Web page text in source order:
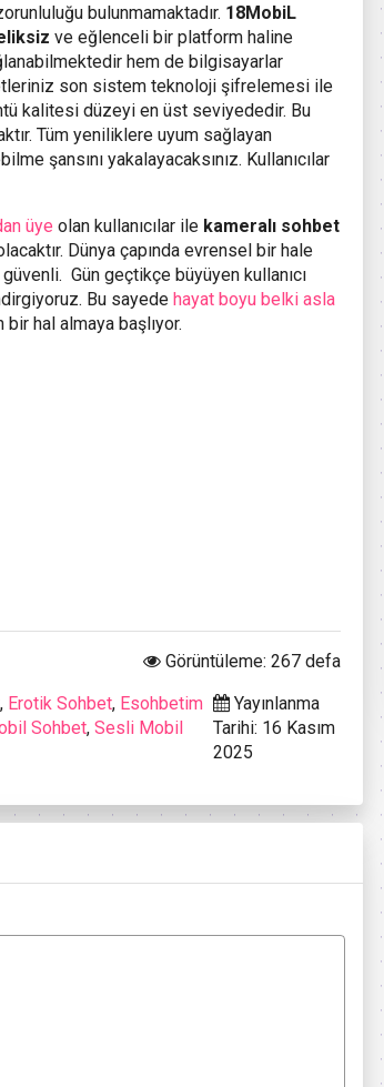
bulunmamaktadır. 18MobiL
ve eğlenceli bir platform haline
hem de bilgisayarlar
son sistem teknoloji şifrelemesi ile
kalitesi düzeyi en üst seviyededir. Bu
Tüm yeniliklere uyum sağlayan
şansını yakalayacaksınız. Kullanıcılar
üye olan kullanıcılar ile kameralı sohbet
Dünya çapında evrensel bir hale
Gün geçtikçe büyüyen kullanıcı
Bu sayede hayat boyu belki asla
bir hal almaya başlıyor.
Görüntüleme: 267 defa
, Erotik Sohbet, Esohbetim
Sohbet, Sesli Mobil
Yayınlanma
Tarihi: 16 Kasım
2025